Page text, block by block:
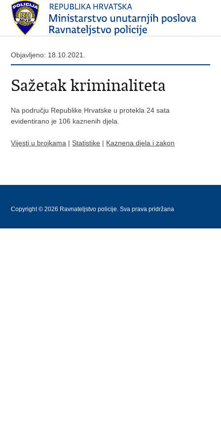
Objavljeno: 18.10.2021.
Sažetak kriminaliteta
Na području Republike Hrvatske u protekla 24 sata
evidentirano je 106 kaznenih djela.
Vijesti u brojkama | Statistike | Kaznena djela i zakon
Copyright © 2026 Ravnateljstvo policije. Sva prava pridržana